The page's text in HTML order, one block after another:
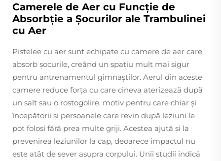
Camerele de Aer cu Funcție de
Absorbție a Șocurilor ale Trambulinei
cu Aer
Pistelee cu aer sunt echipate cu camere de aer care
absorb șocurile, creând un spațiu mult mai sigur
pentru antrenamentul gimnaștilor. Aerul din aceste
camere reduce forța cu care cineva aterizează după
un salt sau o rostogolire, motiv pentru care chiar și
începătorii și persoanele care revin după leziuni le
pot folosi fără prea multe griji. Acestea ajută și la
prevenirea leziunilor la cap, deoarece impactul nu
este atât de sever asupra corpului. Unii studii indică